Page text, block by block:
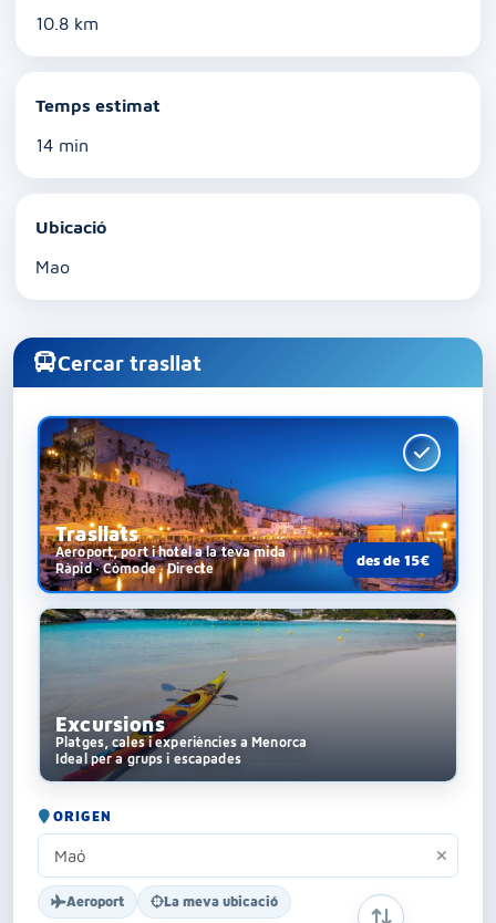
10.8 km
Temps estimat
14 min
Ubicació
Mao
Cercar trasllat
Trasllats
Aeroport, port i hotel a la teva mida
Ràpid · Còmode · Directe
des de 15€
Excursions
Platges, cales i experiències a Menorca
Ideal per a grups i escapades
ORIGEN
Aeroport La meva ubicació